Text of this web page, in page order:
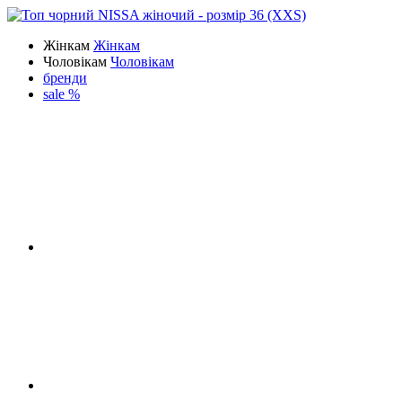
Жінкам Жінкам
Чоловікам Чоловікам
бренди
sale %